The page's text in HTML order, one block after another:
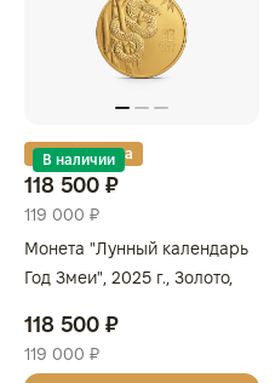
Золотая карта
В наличии
118 500 ₽
119 000 ₽
Монета "Лунный календарь
Год Змеи", 2025 г., Золото,
АВСТРАЛИЯ
118 500 ₽
119 000 ₽